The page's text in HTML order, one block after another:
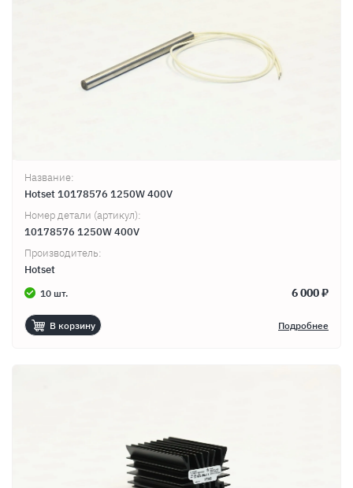
Название:
Hotset 10178576 1250W 400V
Номер детали (артикул):
10178576 1250W 400V
Производитель:
Hotset
10 шт. 6 000 ₽
В корзину Подробнее